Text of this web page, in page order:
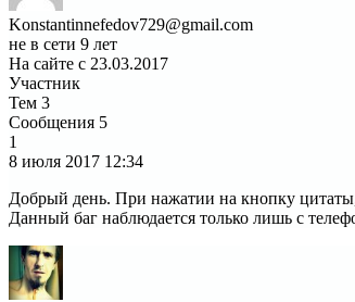
Konstantinnefedov729@gmail.com
не в сети 9 лет
На сайте с 23.03.2017
Участник
Тем 3
Сообщения 5
1
8 июля 2017 12:34
Добрый день. При нажатии на кнопку
Данный баг наблюдается только лишь с